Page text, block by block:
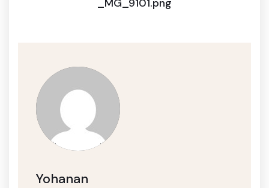
_MG_9101.png
Yohanan